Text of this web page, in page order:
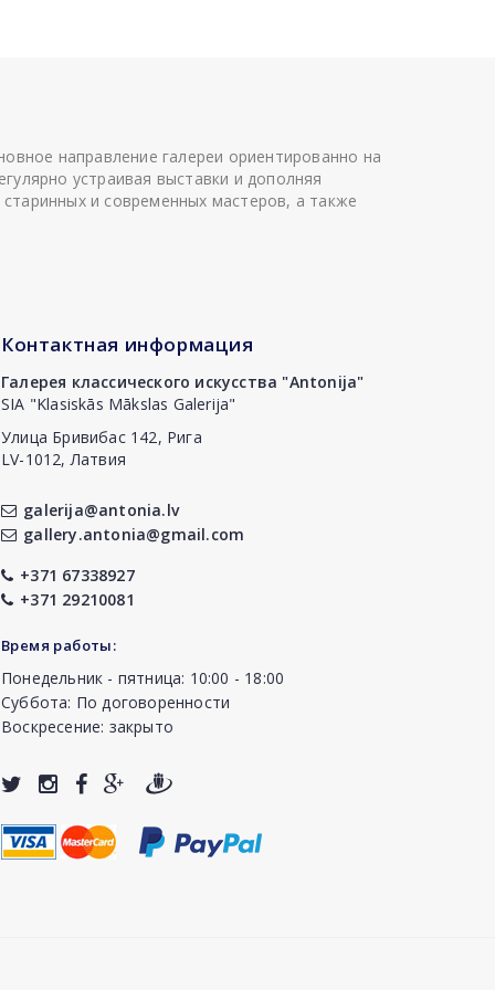
направление галереи ориентированно на
устраивая выставки и дополняя
и современных мастеров, а также
Контактная информация
Галерея классического искусства "Antonija"
SIA "Klasiskās Mākslas Galerija"
Улица Бривибас 142, Рига
LV-1012, Латвия
galerija@antonia.lv
gallery.antonia@gmail.com
+371 67338927
+371 29210081
Время работы:
Понедельник - пятница: 10:00 - 18:00
Суббота: По договоренности
Воскресение: закрыто